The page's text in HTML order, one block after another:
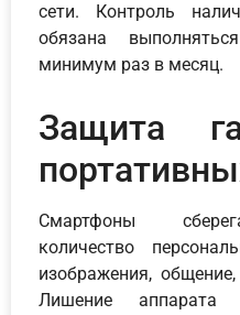
сети. Контроль
обязана
минимум раз в месяц.
Защита
Смартфоны
количество
изображения,
Лишение аппарата